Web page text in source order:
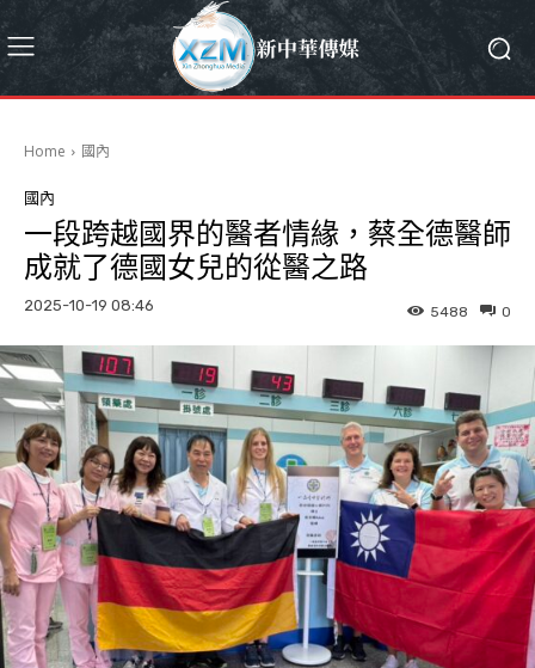
Home 國內
國內
一段跨越國界的醫者情緣，蔡全德醫師
成就了德國女兒的從醫之路
2025-10-19 08:46 0
5488